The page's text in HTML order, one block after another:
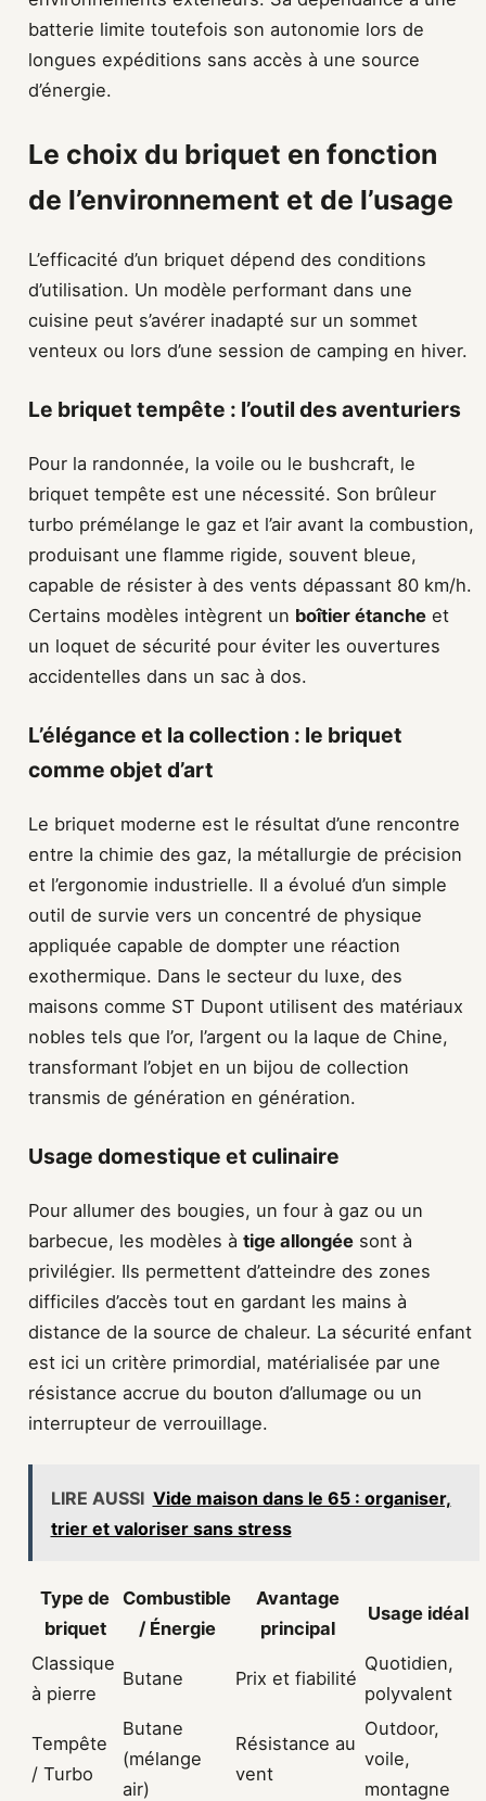
batterie limite toutefois son autonomie lors de
longues expéditions sans accès à une source
d’énergie.
Le choix du briquet en fonction
de l’environnement et de l’usage
L’efficacité d’un briquet dépend des conditions
d’utilisation. Un modèle performant dans une
cuisine peut s’avérer inadapté sur un sommet
venteux ou lors d’une session de camping en hiver.
Le briquet tempête : l’outil des aventuriers
Pour la randonnée, la voile ou le bushcraft, le
briquet tempête est une nécessité. Son brûleur
turbo prémélange le gaz et l’air avant la combustion,
produisant une flamme rigide, souvent bleue,
capable de résister à des vents dépassant 80 km/h.
Certains modèles intègrent un boîtier étanche et
un loquet de sécurité pour éviter les ouvertures
accidentelles dans un sac à dos.
L’élégance et la collection : le briquet
comme objet d’art
Le briquet moderne est le résultat d’une rencontre
entre la chimie des gaz, la métallurgie de précision
et l’ergonomie industrielle. Il a évolué d’un simple
outil de survie vers un concentré de physique
appliquée capable de dompter une réaction
exothermique. Dans le secteur du luxe, des
maisons comme ST Dupont utilisent des matériaux
nobles tels que l’or, l’argent ou la laque de Chine,
transformant l’objet en un bijou de collection
transmis de génération en génération.
Usage domestique et culinaire
Pour allumer des bougies, un four à gaz ou un
barbecue, les modèles à tige allongée sont à
privilégier. Ils permettent d’atteindre des zones
difficiles d’accès tout en gardant les mains à
distance de la source de chaleur. La sécurité enfant
est ici un critère primordial, matérialisée par une
résistance accrue du bouton d’allumage ou un
interrupteur de verrouillage.
LIRE AUSSI Vide maison dans le 65 : organiser,
trier et valoriser sans stress
Type de
briquet
Combustible
/ Énergie
Avantage
principal
Usage idéal
Classique
à pierre
Butane Prix et fiabilité
Quotidien,
polyvalent
Tempête
/ Turbo
Butane
(mélange
air)
Résistance au
vent
Outdoor,
voile,
montagne